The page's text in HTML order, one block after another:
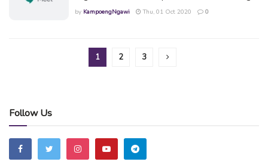
by KampoengNgawi Thu, 01 Oct 2020 0
1 2 3
Follow Us